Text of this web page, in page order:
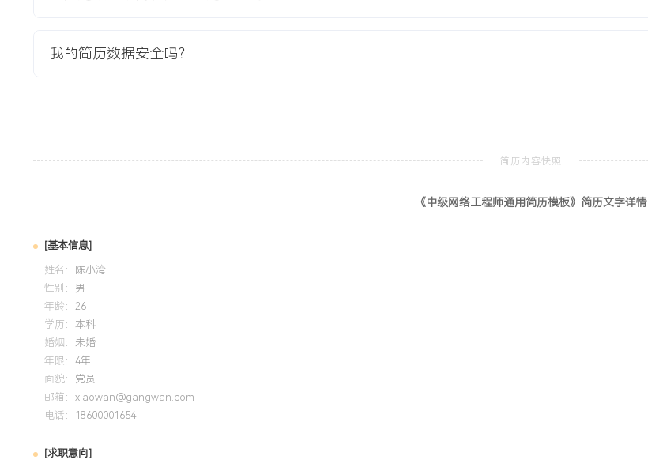
VLAN划分与路由协议配置模块，使用华为eNSP完成多区域OSPF网络仿真。具备扎实的网
目，具备从方案解读、现场实施到验收交付的全流程经验，确保项目100%按期完成。成本
XXX%的紧急外协支持成本。个人特质：责任心强，具备良好的客户沟通与跨部门协作能
力，工作细致，文档习惯良好，持有思科CCIE认证，能够承受较大的工作压力并高效解决
问题。
培训经历
2024-09
系统掌握了大规模复杂网络的设计、部署、运维与排错知识体系。将认证中的MPLS
VPN、BGP路由策略等高阶技术应用于多个企业组网项目，帮助客户实现跨地域安全互
团队整体技术响应能力与问题解决效率。
我的简历数据安全吗？
《中级网络工程师通用简历模板》简历文字详情
[基本信息]
姓名：
陈小湾
性别： 男
年龄： 26
学历： 本科
婚姻： 未婚
年限： 4年
面貌： 党员
邮箱： xiaowan@gangwan.com
电话：
18600001654
[求职意向]